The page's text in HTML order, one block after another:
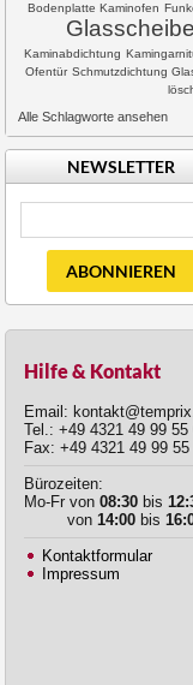
Bodenplatte Kaminofen
Kaminabdichtung
Ofentür Schmutzdichtung
Alle Schlagworte ansehen
NEWSLETTER
ABONNIEREN
Hilfe & Kontakt
Email:
Tel.: +49 4321 49 99 55
Fax: +49 4321 49 99 55
Bürozeiten:
Mo-Fr von 08:30 bis
von 14:00 bis
Kontaktformular
Impressum